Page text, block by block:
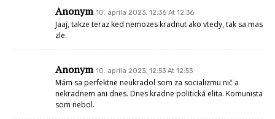
Anonym 10. apríla 2023, 12:36 At 12:36
Jaaj, takze teraz ked nemozes kradnut ako vtedy, tak sa mas
zle.
Anonym 10. apríla 2023, 12:53 At 12:53
Mám sa perfektne neukradol som za socializmu nič a
nekradnem ani dnes. Dnes kradne politická elita. Komunista
som nebol.